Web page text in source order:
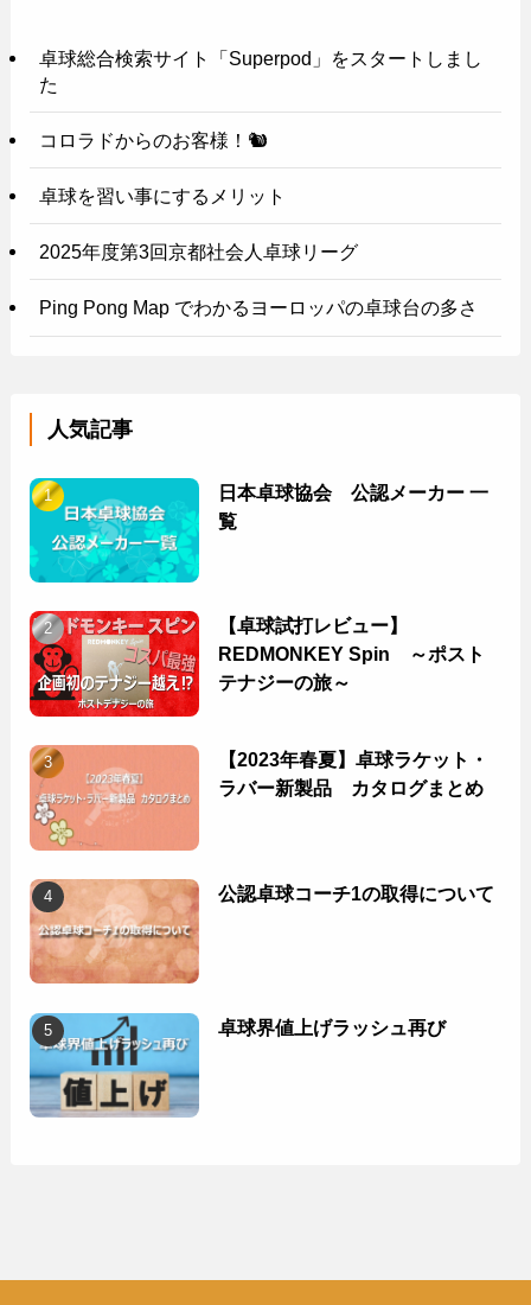
卓球総合検索サイト「Superpod」をスタートしまし
た
コロラドからのお客様！🐿️
卓球を習い事にするメリット
2025年度第3回京都社会人卓球リーグ
Ping Pong Map でわかるヨーロッパの卓球台の多さ
人気記事
日本卓球協会 公認メーカー 一
覧
【卓球試打レビュー】
REDMONKEY Spin ～ポスト
テナジーの旅～
【2023年春夏】卓球ラケット・
ラバー新製品 カタログまとめ
公認卓球コーチ1の取得について
卓球界値上げラッシュ再び